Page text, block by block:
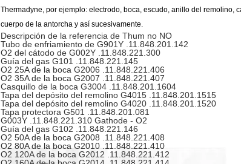
Thermadyne, por ejemplo: electrodo, boca, escudo, anillo del remolino,
cuerpo de la antorcha y así sucesivamente.
Descripción de la referencia de Thum no NO
Tubo de enfriamiento de G901Y .11.848.201.142
O2 del cátodo de G002Y .11.848.221.300
Guía del gas G101 .11.848.221.145
O2 25A de la boca G2006 .11.848.221.406
O2 35A de la boca G2007 .11.848.221.407
Casquillo de la boca G3004 .11.848.201.1604
Tapa del depósito del remolino G4015 .11.848.201.1515
Tapa del depósito del remolino G4020 .11.848.201.1520
Tapa protectora G501 .11.848.201.081
G003Y .11.848.221.310 Gathode - O2
Guía del gas G102 .11.848.221.146
O2 50A de la boca G2008 .11.848.221.408
O2 80A de la boca G2010 .11.848.221.410
O2 120A de la boca G2012 .11.848.221.412